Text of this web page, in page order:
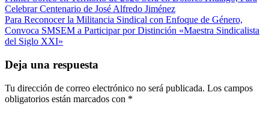
de
entradas
Celebrar Centenario de José Alfredo Jiménez
Para Reconocer la Militancia Sindical con Enfoque de Género,
Convoca SMSEM a Participar por Distinción «Maestra Sindicalista
del Siglo XXI»
Deja una respuesta
Tu dirección de correo electrónico no será publicada. Los campos
obligatorios están marcados con *